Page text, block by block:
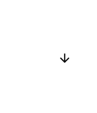
arrow_downward